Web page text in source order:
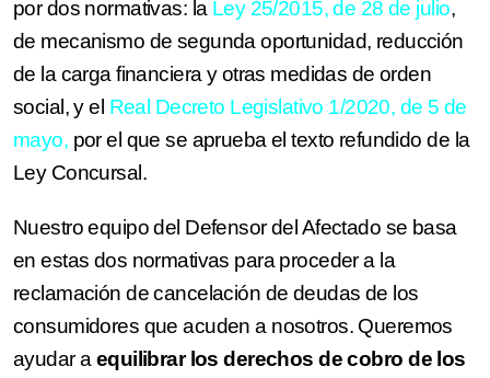
por dos normativas: la Ley 25/2015, de 28 de julio,
de mecanismo de segunda oportunidad, reducción
de la carga financiera y otras medidas de orden
social, y el Real Decreto Legislativo 1/2020, de 5 de
mayo, por el que se aprueba el texto refundido de la
Ley Concursal.
Nuestro equipo del Defensor del Afectado se basa
en estas dos normativas para proceder a la
reclamación de cancelación de deudas de los
consumidores que acuden a nosotros. Queremos
ayudar a equilibrar los derechos de cobro de los